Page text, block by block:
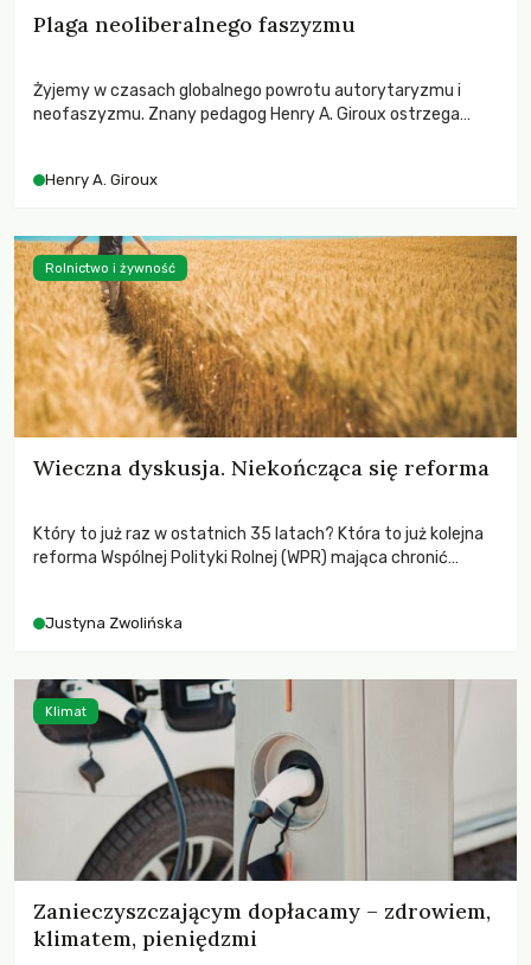
Plaga neoliberalnego faszyzmu
Żyjemy w czasach globalnego powrotu autorytaryzmu i
neofaszyzmu. Znany pedagog Henry A. Giroux ostrzega
wychowają świadomych obywateli?
Henry A. Giroux
Wieczna dyskusja. Niekończąca się reforma
Który to już raz w ostatnich 35 latach? Która to już kolejna
reforma Wspólnej Polityki Rolnej (WPR) mająca chronić
Justyna Zwolińska
Rolnictwo i żywność
Zanieczyszczającym dopłacamy – zdrowiem,
klimatem, pieniędzmi
Klimat